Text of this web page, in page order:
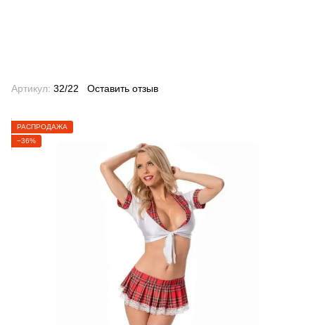
Артикул: 32/22 Оставить отзыв
РАСПРОДАЖА
−36%